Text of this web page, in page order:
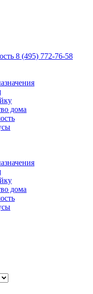
8 (495) 772-76-58
дома
дома